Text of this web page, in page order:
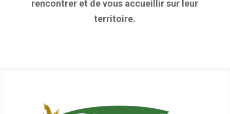
rencontrer et de vous accueillir sur leur
territoire.